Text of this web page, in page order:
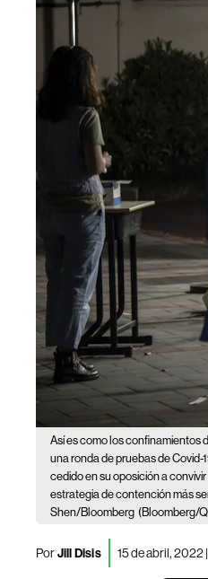
Así es como los confinamientos
una ronda de pruebas de Covid-
cedido en su oposición a
estrategia de contención más
Shen/Bloomberg (Bloomberg/
PorJill Disis 15 de abril, 2022